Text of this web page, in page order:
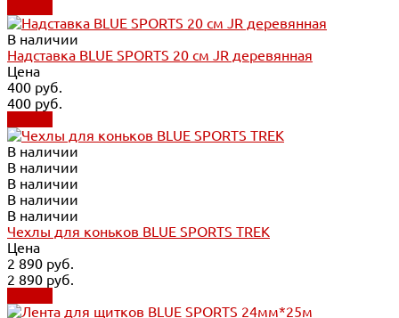
В наличии
Надставка BLUE SPORTS 20 см JR деревянная
Цена
400 руб.
400 руб.
В наличии
В наличии
В наличии
В наличии
В наличии
Чехлы для коньков BLUE SPORTS TREK
Цена
2 890 руб.
2 890 руб.